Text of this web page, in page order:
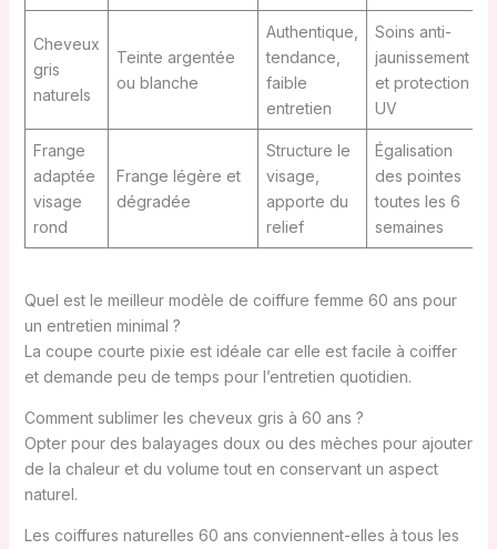
Cheveux
gris
naturels
Teinte argentée
ou blanche
Authentique,
tendance,
faible
entretien
Soins anti-
jaunissement
et protection
UV
Frange
adaptée
visage
rond
Frange légère et
dégradée
Structure le
visage,
apporte du
relief
Égalisation
des pointes
toutes les 6
semaines
Quel est le meilleur modèle de coiffure femme 60 ans pour
un entretien minimal ?
La coupe courte pixie est idéale car elle est facile à coiffer
et demande peu de temps pour l’entretien quotidien.
Comment sublimer les cheveux gris à 60 ans ?
Opter pour des balayages doux ou des mèches pour ajouter
de la chaleur et du volume tout en conservant un aspect
naturel.
Les coiffures naturelles 60 ans conviennent-elles à tous les